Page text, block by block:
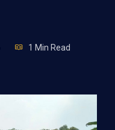
1 Min Read